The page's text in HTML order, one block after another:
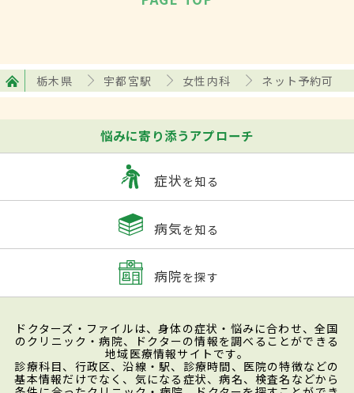
栃木県 宇都宮駅 女性内科 ネット予約可
悩みに寄り添うアプローチ
症状を知る
病気を知る
病院を探す
ドクターズ・ファイルは、身体の症状・悩みに合わせ、全国
のクリニック・病院、ドクターの情報を調べることができる
地域医療情報サイトです。
診療科目、行政区、沿線・駅、診療時間、医院の特徴などの
基本情報だけでなく、気になる症状、病名、検査名などから